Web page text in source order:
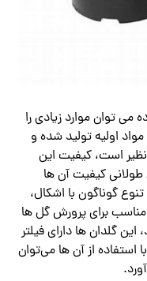
می‌ توان موارد زیادی را
مواد اولیه تولید شده و
است، کیفیت این
طولانی کیفیت آن ها
گوناگون با اشکال،
برای پرورش گل ها
گلدان ها دارای فیلتر
استفاده از آن ها می‌توان